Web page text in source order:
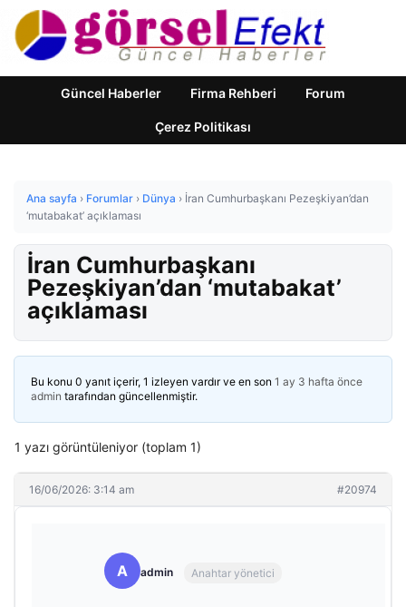
Güncel Haberler Firma Rehberi Forum
Çerez Politikası
Ana sayfa › Forumlar › Dünya › İran Cumhurbaşkanı Pezeşkiyan’dan
‘mutabakat’ açıklaması
İran Cumhurbaşkanı
Pezeşkiyan’dan ‘mutabakat’
açıklaması
Bu konu 0 yanıt içerir, 1 izleyen vardır ve en son 1 ay 3 hafta önce
admin tarafından güncellenmiştir.
1 yazı görüntüleniyor (toplam 1)
16/06/2026: 3:14 am #20974
A admin Anahtar yönetici